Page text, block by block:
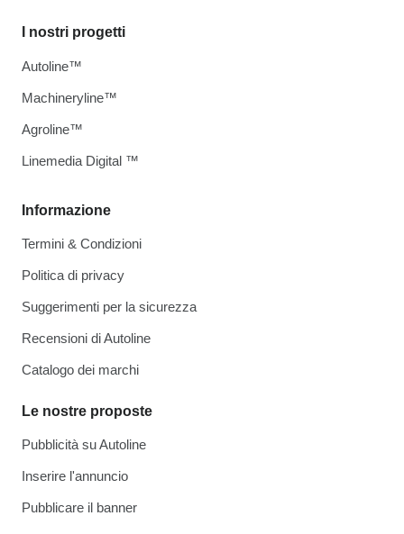
Informazione
Termini & Condizioni
Politica di privacy
Suggerimenti per la sicurezza
Recensioni di Autoline
Catalogo dei marchi
Le nostre proposte
Pubblicità su Autoline
Inserire l'annuncio
Pubblicare il banner
I nostri progetti
Autoline™
Machineryline™
Agroline™
Linemedia Digital ™